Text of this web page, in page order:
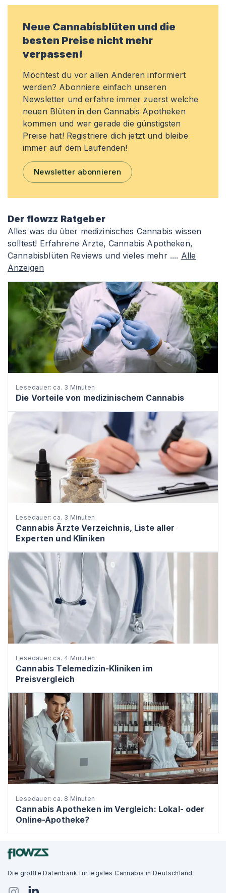
Neue Cannabisblüten und die
besten Preise nicht mehr
verpassen!
Möchtest du vor allen Anderen informiert
werden? Abonniere einfach unseren
Newsletter und erfahre immer zuerst welche
neuen Blüten in den Cannabis Apotheken
kommen und wer gerade die günstigsten
Preise hat! Registriere dich jetzt und bleibe
immer auf dem Laufenden!
Newsletter abonnieren
Der flowzz Ratgeber
Alles was du über medizinisches Cannabis wissen
solltest! Erfahrene Ärzte, Cannabis Apotheken,
Cannabisblüten Reviews und vieles mehr .... Alle
Anzeigen
Lesedauer: ca. 3 Minuten
Die Vorteile von medizinischem Cannabis
Lesedauer: ca. 3 Minuten
Cannabis Ärzte Verzeichnis, Liste aller
Experten und Kliniken
Lesedauer: ca. 4 Minuten
Cannabis Telemedizin-Kliniken im
Preisvergleich
Lesedauer: ca. 8 Minuten
Cannabis Apotheken im Vergleich: Lokal- oder
Online-Apotheke?
Die größte Datenbank für legales Cannabis in Deutschland.